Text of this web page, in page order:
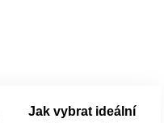
Jak vybrat ideální